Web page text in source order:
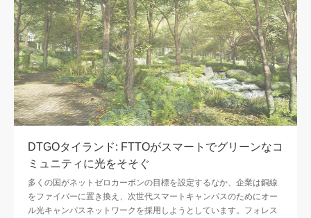
DTGOタイランド: FTTOがスマートでグリーンなコ
ミュニティに光をそそぐ
多くの国がネットゼロカーボンの目標を設定するなか、企業は銅線
をファイバーに置き換え、次世代スマートキャンパスのためにオー
ル光キャンパスネットワークを採用しようとしています。フォレス